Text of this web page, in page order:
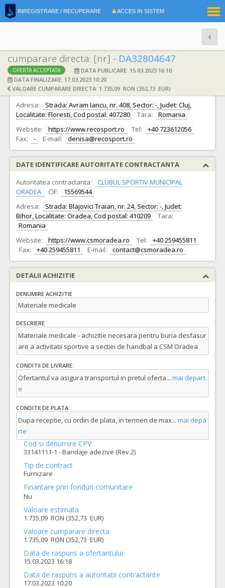
INREGISTRARE / RECUPERARE ACCES IN SISTEM
cumparare directa: [nr] - DA32804647
OFERTA ACCEPTATA
DATA PUBLICARE: 15.03.2023 16:10
DATA FINALIZARE: 17.03.2023 10:20
VALOARE CUMPARARE DIRECTA: 1.735,09 RON (352,73 EUR)
DATE IDENTIFICARE OFERTANT
Ofertant: S.C. Recosport S.R.L. CIF: 28735800
Adresa:
Strada: Avram Iancu, nr. 408, Sector: -, Judet: Cluj,
Localitate: Floresti, Cod postal: 407280
Tara:
Romania
Website:
https://www.recosport.ro Tel:
+40 723612056
Fax:
- E-mail: denisa@recosport.ro
DATE IDENTIFICARE AUTORITATE CONTRACTANTA
Autoritatea contractanta:
CLUBUL SPORTIV MUNICIPAL
ORADEA
CIF:
15569544
Adresa:
Strada: Blajovici Traian, nr. 24, Sector: -, Judet:
Bihor, Localitate: Oradea, Cod postal: 410209
Tara:
Romania
Website:
https://www.csmoradea.ro Tel:
+40 259455811
Fax:
+40 259455811 E-mail: contact@csmoradea.ro
DETALII ACHIZITIE
DENUMIRE ACHIZITIE
Materiale medicale
DESCRIERE
Materiale medicale - achizitie necesara pentru buna desfasur
are a activitatii sportive a sectiei de handbal a CSM Oradea
CONDITII DE LIVRARE:
Ofertantul va asigura transportul in pretul oferta... mai depart
e
CONDITII DE PLATA:
Dupa receptie, cu ordin de plata, in termen de max... mai depa
rte
Cod si denumire CPV
33141111-1 - Bandaje adezive (Rev.2)
Tip de contract
Furnizare
Finantare prin fonduri comunitare
Nu
Valoare estimata
1.735,09 RON (352,73 EUR)
Valoare cumparare directa
1.735,09 RON (352,73 EUR)
Data de raspuns a ofertantului
15.03.2023 16:18
Data de raspuns a autoritatii contractante
17.03.2023 10:20